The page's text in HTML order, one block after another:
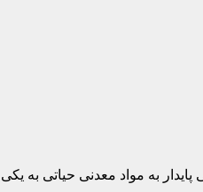
به مواد معدنی حیاتی به